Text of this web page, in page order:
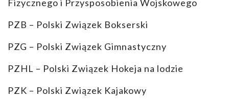
Fizycznego i Przysposobienia Wojskowego
PZB – Polski Związek Bokserski
PZG – Polski Związek Gimnastyczny
PZHL – Polski Związek Hokeja na lodzie
PZK – Polski Związek Kajakowy